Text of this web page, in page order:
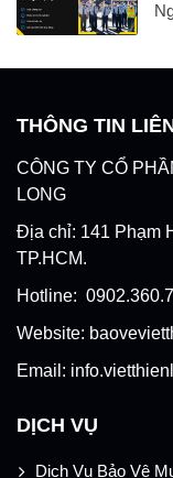
THÔNG TIN
CÔNG TY CỔ
LONG
Địa chỉ: 141 Phạm
TP.HCM.
Hotline:
Website:
Email:
DỊCH VỤ
Dịch Vụ Bảo Vệ